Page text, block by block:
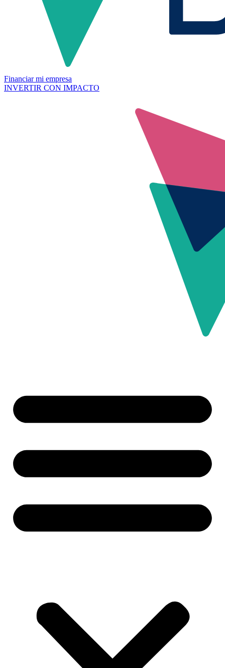
Financiar mi empresa
INVERTIR CON IMPACTO